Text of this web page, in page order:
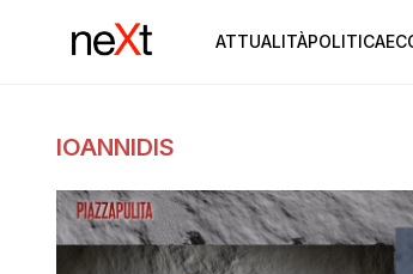
ATTUALITÀPOLITICA
IOANNIDIS